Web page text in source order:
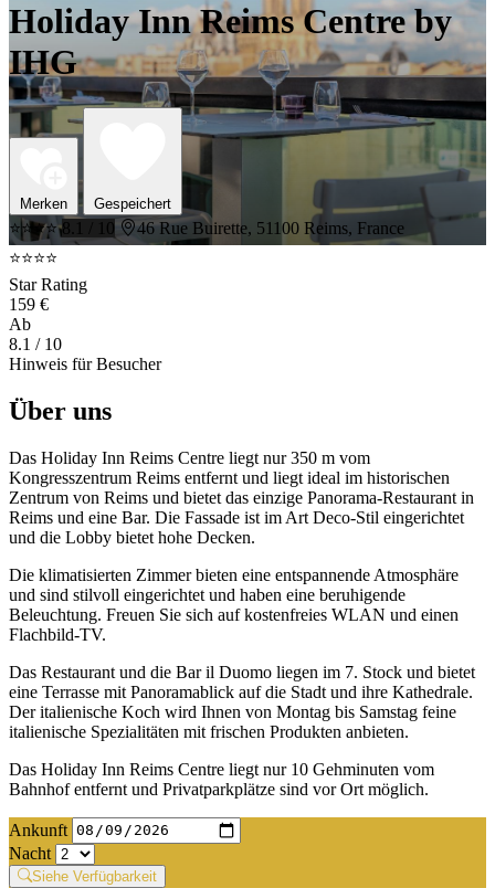
Holiday Inn Reims Centre by
IHG
Merken Gespeichert
⭐⭐⭐⭐ 8.1 / 10
46 Rue Buirette, 51100 Reims, France
⭐⭐⭐⭐
Star Rating
159 €
Ab
8.1 / 10
Hinweis für Besucher
Über uns
Das Holiday Inn Reims Centre liegt nur 350 m vom
Kongresszentrum Reims entfernt und liegt ideal im historischen
Zentrum von Reims und bietet das einzige Panorama-Restaurant in
Reims und eine Bar. Die Fassade ist im Art Deco-Stil eingerichtet
und die Lobby bietet hohe Decken.
Die klimatisierten Zimmer bieten eine entspannende Atmosphäre
und sind stilvoll eingerichtet und haben eine beruhigende
Beleuchtung. Freuen Sie sich auf kostenfreies WLAN und einen
Flachbild-TV.
Das Restaurant und die Bar il Duomo liegen im 7. Stock und bietet
eine Terrasse mit Panoramablick auf die Stadt und ihre Kathedrale.
Der italienische Koch wird Ihnen von Montag bis Samstag feine
italienische Spezialitäten mit frischen Produkten anbieten.
Das Holiday Inn Reims Centre liegt nur 10 Gehminuten vom
Bahnhof entfernt und Privatparkplätze sind vor Ort möglich.
Ankunft
Nacht
Siehe Verfügbarkeit